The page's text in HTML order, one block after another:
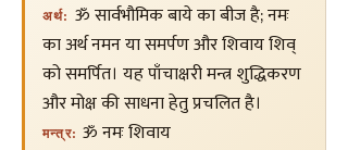
अर्थ: ॐ सार्वभौमिक बाये का बीज है; नमः
का अर्थ नमन या समर्पण और शिवाय शिव्
को समर्पित। यह पाँचाक्षरी मन्त्र शुद्धिकरण
और मोक्ष की साधना हेतु प्रचलित है।
मन्त्र: ॐ नमः शिवाय